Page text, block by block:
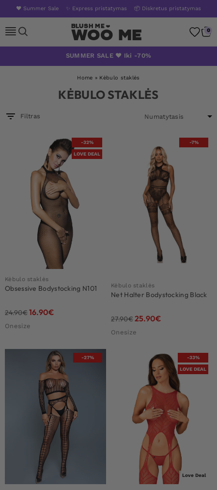
❤️ Summer Sale ✨ Express pristatymas 📦 Diskretus pristatymas
Woo Me 0
SUMMER SALE ❤️ Iki -70%
Home » Kėbulo staklės
KĖBULO STAKLĖS
Filtras
-32%
LOVE DEAL
Kėbulo staklės
Obsessive Bodystocking N101
24.90€16.90€
Onesize
-7%
Kėbulo staklės
Net Halter Bodystocking Black
27.90€25.90€
Onesize
-27% -33%
LOVE DEAL
Love Deal